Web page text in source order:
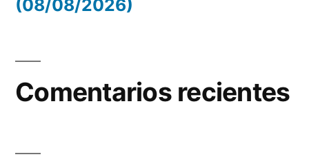
(08/08/2026)
Comentarios recientes